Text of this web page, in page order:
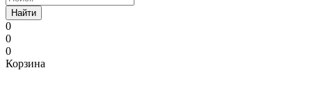
Найти
0
0
0
Корзина